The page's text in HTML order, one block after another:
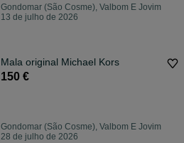
Gondomar (São Cosme), Valbom E Jovim
13 de julho de 2026
Mala original Michael Kors
150 €
Gondomar (São Cosme), Valbom E Jovim
28 de julho de 2026